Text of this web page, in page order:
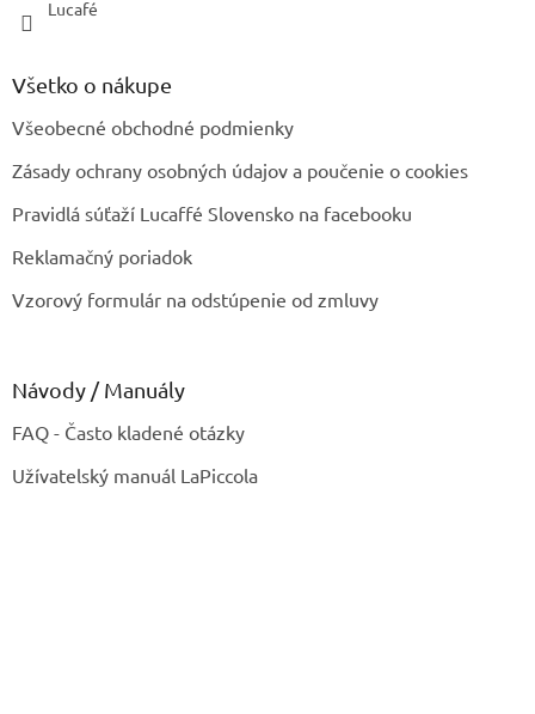
Lucafé
Všetko o nákupe
Všeobecné obchodné podmienky
Zásady ochrany osobných údajov a poučenie o cookies
Pravidlá súťaží Lucaffé Slovensko na facebooku
Reklamačný poriadok
Vzorový formulár na odstúpenie od zmluvy
Návody / Manuály
FAQ - Často kladené otázky
Užívatelský manuál LaPiccola